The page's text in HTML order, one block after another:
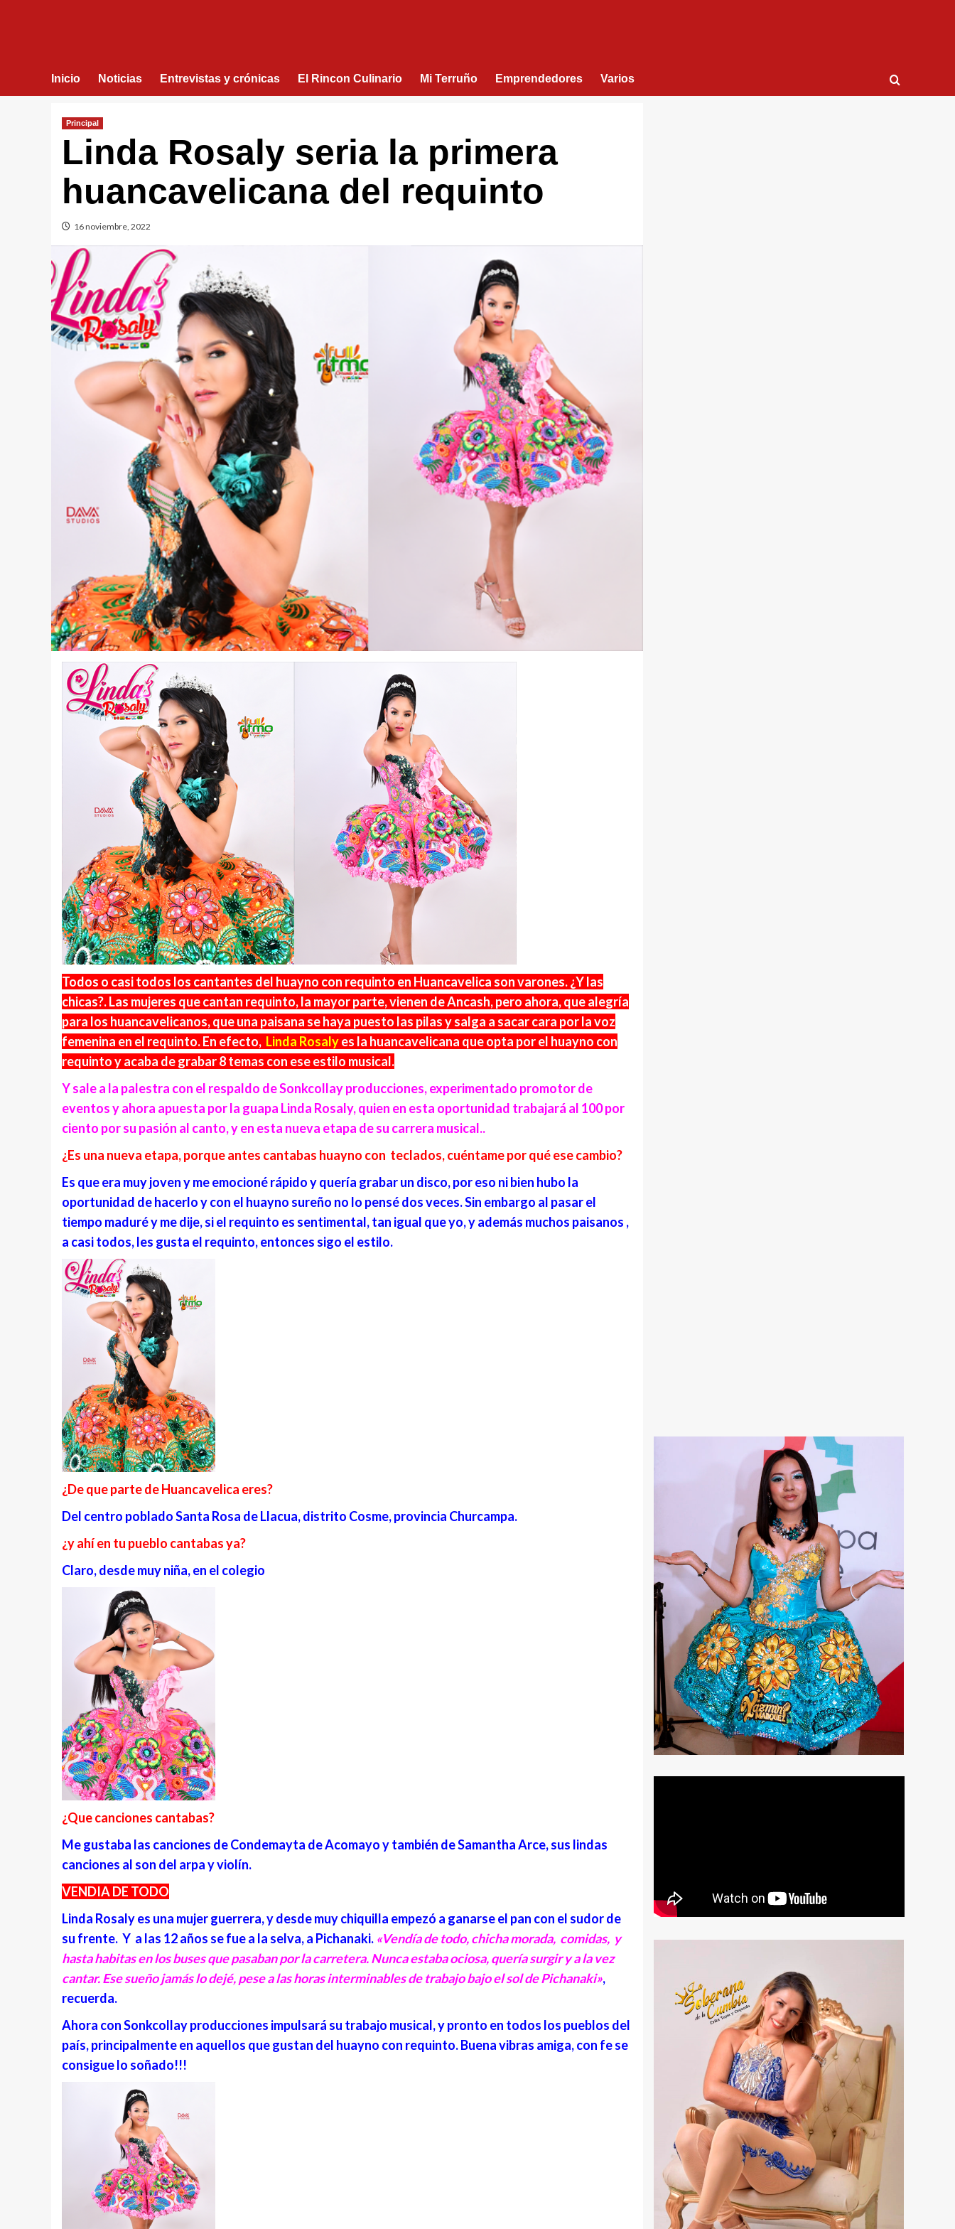
Inicio Noticias Entrevistas y crónicas El Rincon Culinario Mi Terruño Emprendedores Varios
Principal
Linda Rosaly seria la primera
huancavelicana del requinto
16 noviembre, 2022
Todos o casi todos los cantantes del huayno con requinto en Huancavelica son varones. ¿Y las
chicas?. Las mujeres que cantan requinto, la mayor parte, vienen de Ancash, pero ahora, que alegría
para los huancavelicanos, que una paisana se haya puesto las pilas y salga a sacar cara por la voz
femenina en el requinto. En efecto, Linda Rosalyes la huancavelicana que opta por el huayno con
requinto y acaba de grabar 8 temas con ese estilo musical.
Y sale a la palestra con el respaldo de Sonkcollay producciones, experimentado promotor de
eventos y ahora apuesta por la guapa Linda Rosaly, quien en esta oportunidad trabajará al 100 por
ciento por su pasión al canto, y en esta nueva etapa de su carrera musical..
¿Es una nueva etapa, porque antes cantabas huayno con teclados, cuéntame por qué ese cambio?
Es que era muy joven y me emocioné rápido y quería grabar un disco, por eso ni bien hubo la
oportunidad de hacerlo y con el huayno sureño no lo pensé dos veces. Sin embargo al pasar el
tiempo maduré y me dije, si el requinto es sentimental, tan igual que yo, y además muchos paisanos ,
a casi todos, les gusta el requinto, entonces sigo el estilo.
¿De que parte de Huancavelica eres?
Del centro poblado Santa Rosa de Llacua, distrito Cosme, provincia Churcampa.
¿y ahí en tu pueblo cantabas ya?
Claro, desde muy niña, en el colegio
¿Que canciones cantabas?
Me gustaba las canciones de Condemayta de Acomayo y también de Samantha Arce, sus lindas
canciones al son del arpa y violín.
VENDIA DE TODO
Linda Rosaly es una mujer guerrera, y desde muy chiquilla empezó a ganarse el pan con el sudor de
su frente. Y a las 12 años se fue a la selva, a Pichanaki. «Vendía de todo, chicha morada, comidas, y
hasta habitas en los buses que pasaban por la carretera. Nunca estaba ociosa, quería surgir y a la vez
cantar. Ese sueño jamás lo dejé, pese a las horas interminables de trabajo bajo el sol de Pichanaki»,
recuerda.
Ahora con Sonkcollay producciones impulsará su trabajo musical, y pronto en todos los pueblos del
país, principalmente en aquellos que gustan del huayno con requinto. Buena vibras amiga, con fe se
consigue lo soñado!!!